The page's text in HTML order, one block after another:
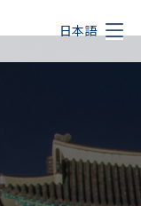
日本語